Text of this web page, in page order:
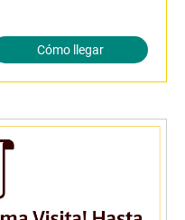
Cómo llegar